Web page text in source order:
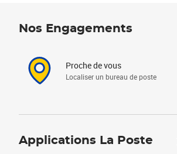
Nos Engagements
Proche de vous
Localiser un bureau de poste
Applications La Poste